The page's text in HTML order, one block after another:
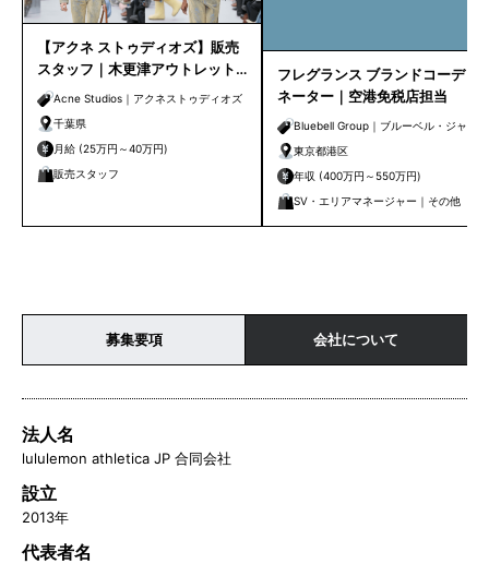
【アクネ ストゥディオズ】販売
スタッフ｜木更津アウトレット
店Acne Studios｜アクネストゥディオズ
千葉県
月給 (25万円～40万円)
販売スタッフ
フレグランス ブランドコーディ
ネーター｜空港免税店担当
Bluebell Group｜ブルーベル・ジャパ
ン
東京都港区
年収 (400万円～550万円)
SV・エリアマネージャー｜その他
募集要項 会社について
法人名
lululemon athletica JP 合同会社
設立
2013年
代表者名